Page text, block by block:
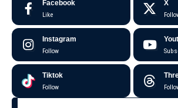
Facebook
Like
X
Instagram
Follow
Tiktok
Follow